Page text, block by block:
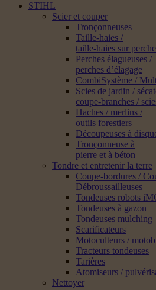
STIHL
Scier et couper
Tronçonneuses
Taille-haies /
taille-haies sur perche
Perches élagueuses /
perches d’élagage
CombiSystème /
Scies de jardin /
coupe-branches /
Haches / merlins /
outils forestiers
Découpeuses à
Tronçonneuse à
pierre et à béton
Tondre et entretenir la terre
Coupe-bordures /
Débroussailleuses
Tondeuses robots
Tondeuses à gazon
Tondeuses mulching
Scarificateurs
Motoculteurs /
Tracteurs tondeuses
Tarières
Atomiseurs /
Nettoyer